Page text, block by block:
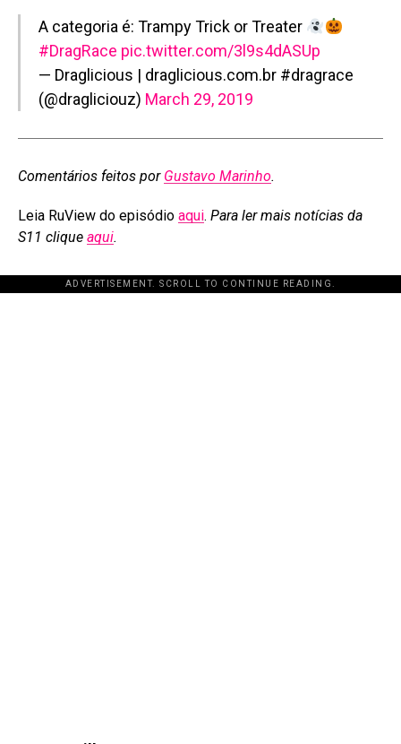
A categoria é: Trampy Trick or Treater
#DragRace pic.twitter.com/3l9s4dASUp
— Draglicious | draglicious.com.br #dragrace
(@dragliciouz) March 29, 2019
Comentários feitos por Gustavo Marinho.
Leia RuView do episódio aqui. Para ler mais notícias da
S11 clique aqui.
ADVERTISEMENT. SCROLL TO CONTINUE READING.